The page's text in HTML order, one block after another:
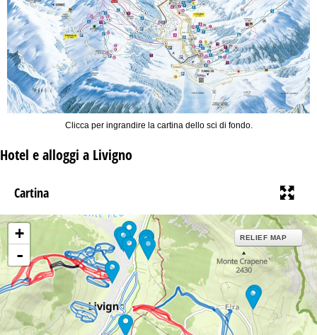
Clicca per ingrandire la cartina dello sci di fondo.
Hotel e alloggi a Livigno
Cartina
+
-
RELIEF MAP